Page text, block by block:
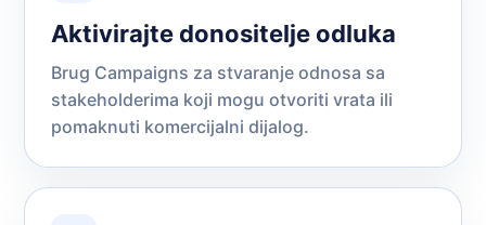
Aktivirajte donositelje odluka
Brug Campaigns za stvaranje odnosa sa
stakeholderima koji mogu otvoriti vrata ili
pomaknuti komercijalni dijalog.